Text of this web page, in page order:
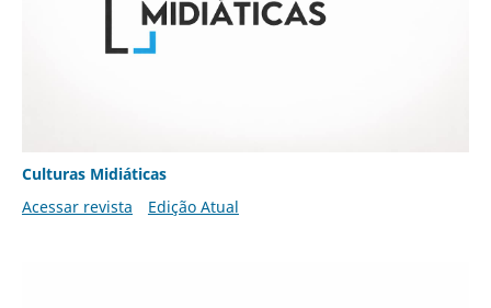
Culturas Midiáticas
Acessar revista
Edição Atual